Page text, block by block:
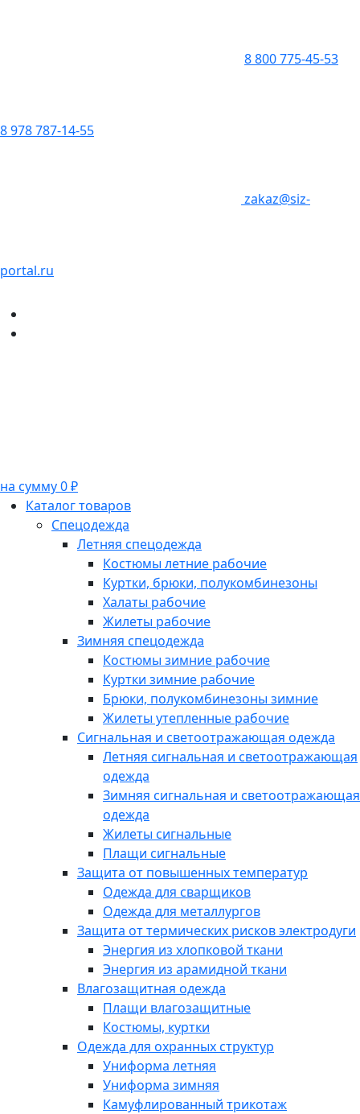
8 800 775-45-53
8 978 787-14-55
zakaz@siz-
portal.ru
на сумму 0 ₽
Каталог товаров
Спецодежда
Летняя спецодежда
Костюмы летние рабочие
Куртки, брюки, полукомбинезоны
Халаты рабочие
Жилеты рабочие
Зимняя спецодежда
Костюмы зимние рабочие
Куртки зимние рабочие
Брюки, полукомбинезоны зимние
Жилеты утепленные рабочие
Сигнальная и светоотражающая одежда
Летняя сигнальная и светоотражающая
одежда
Зимняя сигнальная и светоотражающая
одежда
Жилеты сигнальные
Плащи сигнальные
Защита от повышенных температур
Одежда для сварщиков
Одежда для металлургов
Защита от термических рисков электродуги
Энергия из хлопковой ткани
Энергия из арамидной ткани
Влагозащитная одежда
Плащи влагозащитные
Костюмы, куртки
Одежда для охранных структур
Униформа летняя
Униформа зимняя
Камуфлированный трикотаж